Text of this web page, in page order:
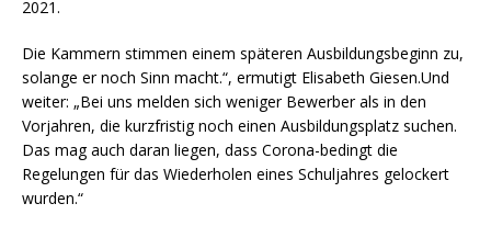
2021.
Die Kammern stimmen einem späteren Ausbildungsbeginn zu,
solange er noch Sinn macht.“, ermutigt Elisabeth Giesen.Und
weiter: „Bei uns melden sich weniger Bewerber als in den
Vorjahren, die kurzfristig noch einen Ausbildungsplatz suchen.
Das mag auch daran liegen, dass Corona-bedingt die
Regelungen für das Wiederholen eines Schuljahres gelockert
wurden.“